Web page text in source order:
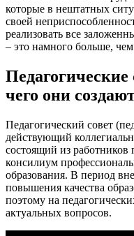
которые в нештатных
своей
реализовать все
– это намного больше,
чего они
Педагогический совет
действующий
состоящий из работников
консилиум
образования. В период
повышения качества
поэтому на
актуальных вопросов.